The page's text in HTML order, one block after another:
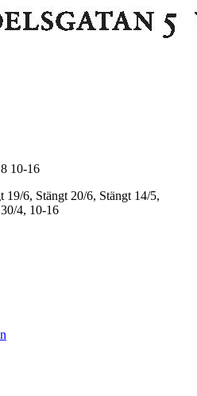
10-16
19/6, Stängt 20/6, Stängt 14/5,
30/4, 10-16